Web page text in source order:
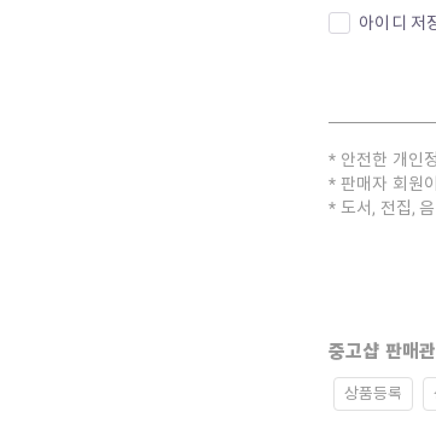
아이디 저
안전한 개인
판매자 회원
도서, 전집,
중고샵 판매
상품등록